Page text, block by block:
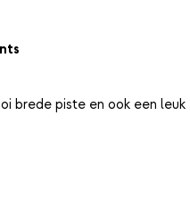
brede piste en ook een leuk